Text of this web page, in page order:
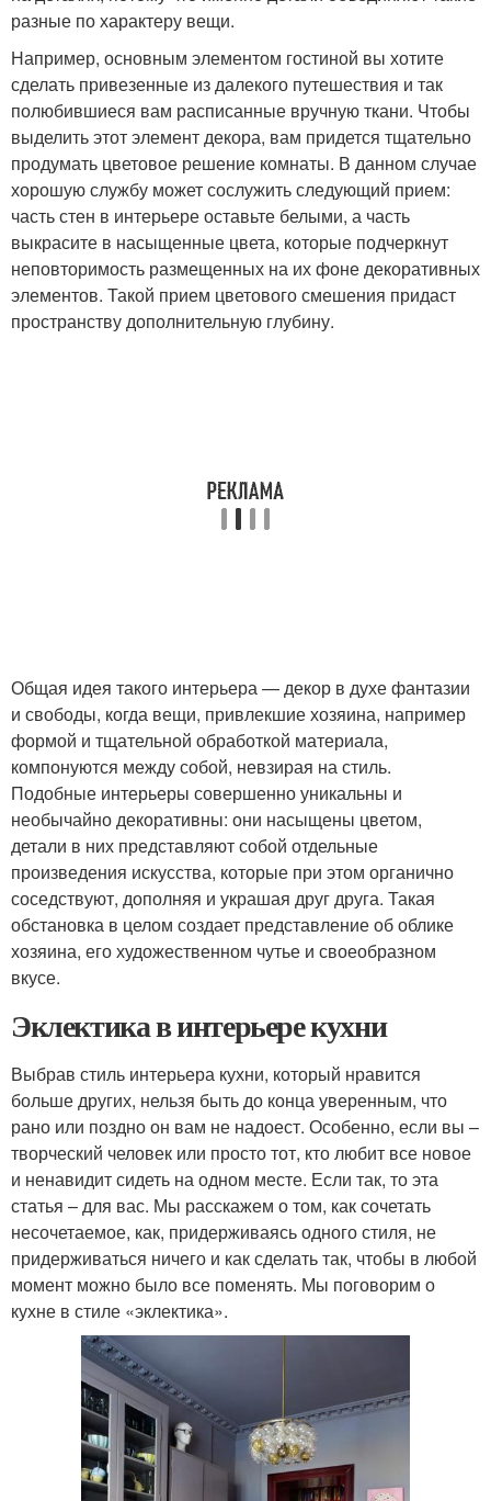
разные по характеру вещи.
Например, основным элементом гостиной вы хотите
сделать привезенные из далекого путешествия и так
полюбившиеся вам расписанные вручную ткани. Чтобы
выделить этот элемент декора, вам придется тщательно
продумать цветовое решение комнаты. В данном случае
хорошую службу может сослужить следующий прием:
часть стен в интерьере оставьте белыми, а часть
выкрасите в насыщенные цвета, которые подчеркнут
неповторимость размещенных на их фоне декоративных
элементов. Такой прием цветового смешения придаст
пространству дополнительную глубину.
Общая идея такого интерьера — декор в духе фантазии
и свободы, когда вещи, привлекшие хозяина, например
формой и тщательной обработкой материала,
компонуются между собой, невзирая на стиль.
Подобные интерьеры совершенно уникальны и
необычайно декоративны: они насыщены цветом,
детали в них представляют собой отдельные
произведения искусства, которые при этом органично
соседствуют, дополняя и украшая друг друга. Такая
обстановка в целом создает представление об облике
хозяина, его художественном чутье и своеобразном
вкусе.
Эклектика в интерьере кухни
Выбрав стиль интерьера кухни, который нравится
больше других, нельзя быть до конца уверенным, что
рано или поздно он вам не надоест. Особенно, если вы –
творческий человек или просто тот, кто любит все новое
и ненавидит сидеть на одном месте. Если так, то эта
статья – для вас. Мы расскажем о том, как сочетать
несочетаемое, как, придерживаясь одного стиля, не
придерживаться ничего и как сделать так, чтобы в любой
момент можно было все поменять. Мы поговорим о
кухне в стиле «эклектика».